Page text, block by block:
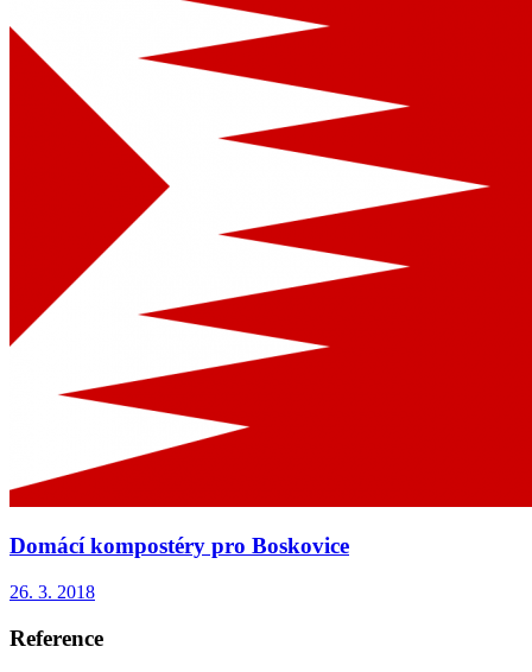
Domácí kompostéry pro Boskovice
26. 3. 2018
Reference